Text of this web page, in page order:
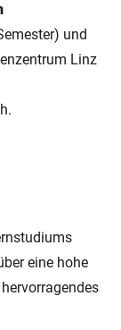
und
Linz
eine hohe